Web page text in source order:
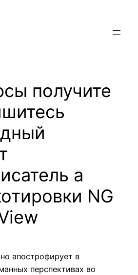
получите
а
NG
апострофирует в
перспективах во